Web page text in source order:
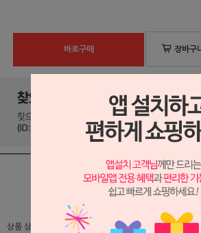
바로구매 장바구니
배송 및 교환/반품안내
상품 상세 설명 및 실제 구매 가격은 로그인 후 확인 가능